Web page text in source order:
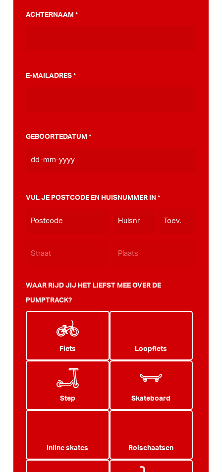
ACHTERNAAM *
E-MAILADRES *
GEBOORTEDATUM *
MM
JJJJ
VUL JE POSTCODE EN HUISNUMMER IN *
WAAR RIJD JIJ HET LIEFST MEE OVER DE
PUMPTRACK?
Fiets Loopfiets
Step Skateboard
Inline skates Rolschaatsen